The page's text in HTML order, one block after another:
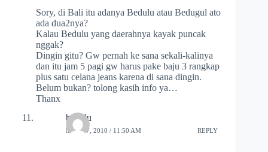
Sory, di Bali itu adanya Bedulu atau Bedugul ato
ada dua2nya?
Kalau Bedulu yang daerahnya kayak puncak
nggak?
Dingin gitu? Gw pernah ke sana sekali-kalinya
dan itu jam 5 pagi gw harus pake baju 3 rangkap
plus satu celana jeans karena di sana dingin.
Belum bukan? tolong kasih info ya…
Thanx
bedulu
MAY 27, 2010 / 11:50 AM REPLY